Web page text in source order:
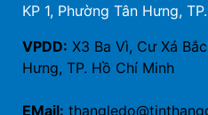
Nhà Thuốc Phương Hồng:
VPDD:X3 Ba Vì, Cư Xá Bắc